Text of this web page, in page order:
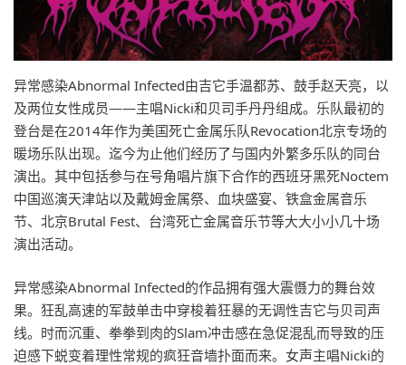
异常感染Abnormal Infected由吉它手温都苏、鼓手赵天亮，以
及两位女性成员——主唱Nicki和贝司手丹丹组成。乐队最初的
登台是在2014年作为美国死亡金属乐队Revocation北京专场的
暖场乐队出现。迄今为止他们经历了与国内外繁多乐队的同台
演出。其中包括参与在号角唱片旗下合作的西班牙黑死Noctem
中国巡演天津站以及戴姆金属祭、血块盛宴、铁盒金属音乐
节、北京Brutal Fest、台湾死亡金属音乐节等大大小小几十场
演出活动。
异常感染Abnormal Infected的作品拥有强大震慑力的舞台效
果。狂乱高速的军鼓单击中穿梭着狂暴的无调性吉它与贝司声
线。时而沉重、拳拳到肉的Slam冲击感在急促混乱而导致的压
迫感下蜕变着理性常规的疯狂音墙扑面而来。女声主唱Nicki的